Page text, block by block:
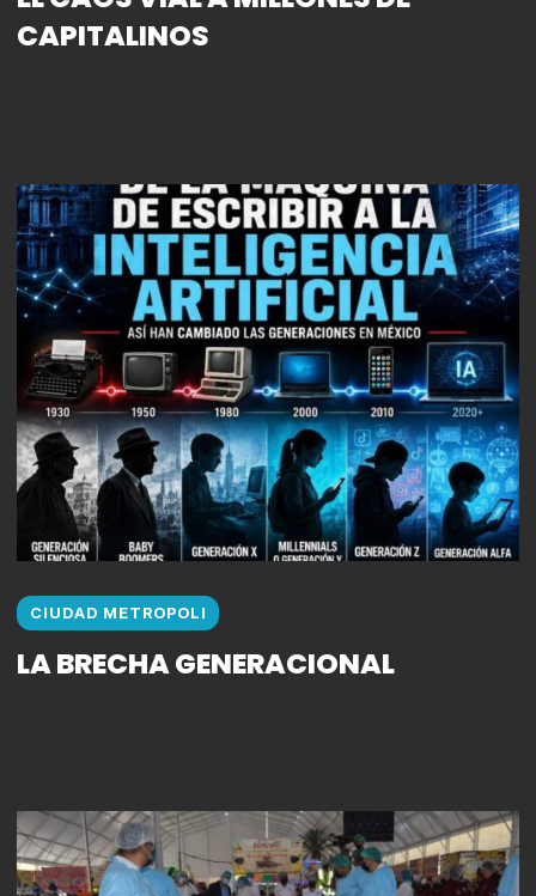
CAPITALINOS
CIUDAD METROPOLI
LA BRECHA GENERACIONAL